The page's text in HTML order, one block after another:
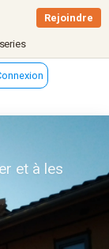
Rejoindre
et à les